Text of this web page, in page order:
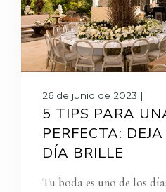
26 de junio de 2023 |
5 TIPS PARA
PERFECTA:
DÍA BRILLE
Tu boda es uno de los